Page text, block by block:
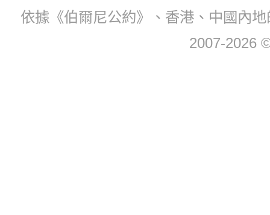
依據《伯爾尼公約》、香港、中國內
2007-2026